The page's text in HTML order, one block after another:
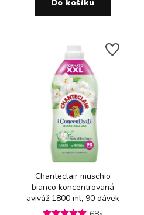
Do košíku
Chanteclair muschio
bianco koncentrovaná
aviváž 1800 ml, 90 dávek